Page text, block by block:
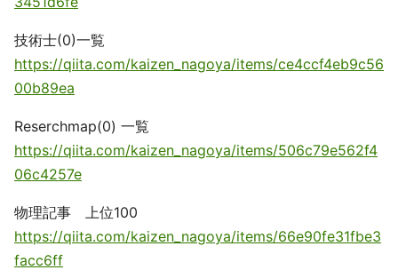
技術士(0)一覧
https://qiita.com/kaizen_nagoya/items/ce4ccf4eb9c56
00b89ea
Reserchmap(0) 一覧
https://qiita.com/kaizen_nagoya/items/506c79e562f4
06c4257e
物理記事 上位100
https://qiita.com/kaizen_nagoya/items/66e90fe31fbe3
facc6ff